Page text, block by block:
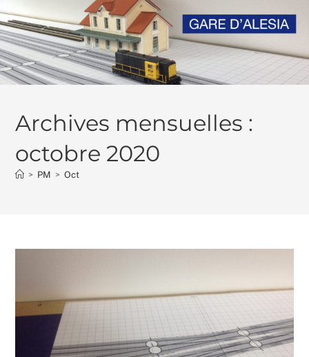
to
content
Archives mensuelles :
octobre 2020
> PM > Oct